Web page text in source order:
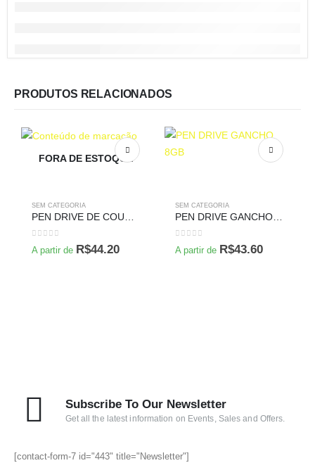
PRODUTOS RELACIONADOS
FORA DE ESTOQUE
SEM CATEGORIA
PEN DRIVE DE COURO 8GB
0 de 5
A partir de R$44.20
SEM CATEGORIA
PEN DRIVE GANCHO 8GB
0 de 5
A partir de R$43.60
Subscribe To Our Newsletter
Get all the latest information on Events, Sales and Offers.
[contact-form-7 id="443" title="Newsletter"]